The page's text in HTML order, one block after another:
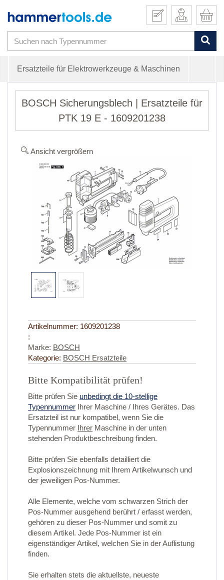
Ersatzteile für Elektrowerkzeuge & Maschinen
BOSCH Sicherungsblech | Ersatzteile für
PTK 19 E - 1609201238
Ansicht vergrößern
Artikelnummer: 1609201238
:
Marke: BOSCH
Kategorie: BOSCH Ersatzteile
Bitte Kompatibilität prüfen!
Bitte prüfen Sie unbedingt die 10-stellige
Typennummer Ihrer Maschine / Ihres Gerätes. Das
Ersatzteil ist nur kompatibel, wenn Sie die
Typennummer Ihrer Maschine in der unten
stehenden Produktbeschreibung finden.
Bitte prüfen Sie ebenfalls detailliert die
Explosionszeichnung mit Ihrem Artikelwunsch und
der jeweiligen Pos-Nummer.
Alle Elemente, welche vom schwarzen Strich der
Pos-Nummer ausgehend berührt / erfasst werden,
gehören zu dieser Pos-Nummer und somit zu
diesem Artikel. Jede Pos-Nummer ist ein
eigenständiger Artikel, welchen Sie in der Auflistung
finden.
Sie erhalten stets die aktuellste, neueste